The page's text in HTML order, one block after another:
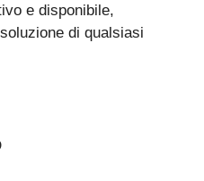
e disponibile,
di qualsiasi